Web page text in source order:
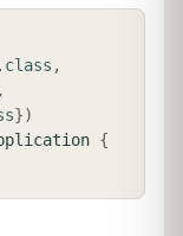
. class ,
,
})
{